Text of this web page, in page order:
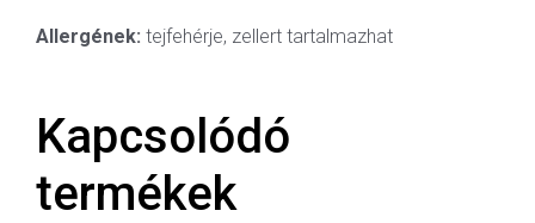
Allergének: tejfehérje, zellert tartalmazhat
Kapcsolódó
termékek